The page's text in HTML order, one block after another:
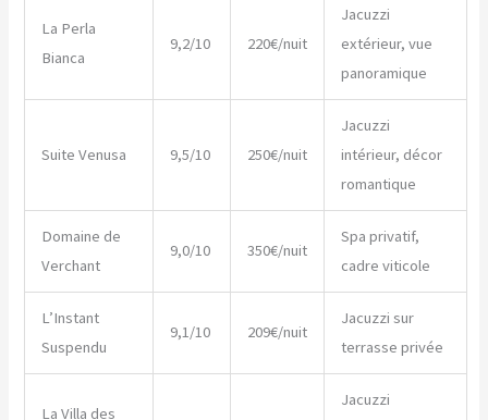
La Perla
Bianca
9,2/10 220€/nuit
Jacuzzi
extérieur, vue
panoramique
Suite Venusa 9,5/10 250€/nuit
Jacuzzi
intérieur, décor
romantique
Domaine de
Verchant
9,0/10 350€/nuit
Spa privatif,
cadre viticole
L’Instant
Suspendu
9,1/10 209€/nuit
Jacuzzi sur
terrasse privée
La Villa des
Jacuzzi